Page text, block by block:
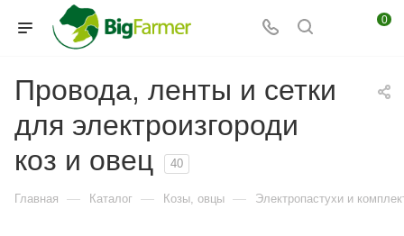
0
Провода, ленты и сетки
для электроизгороди
коз и овец
40
Главная — Каталог — Козы, овцы — Электропастухи и